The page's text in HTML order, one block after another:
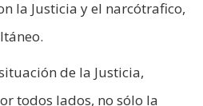
la Justicia y el narcótrafico,
de la Justicia,
todos lados, no sólo la